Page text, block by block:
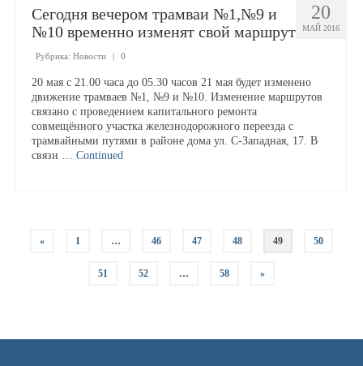
20
МАЙ 2016
Сегодня вечером трамваи №1,№9 и
№10 временно изменят свой маршрут
Рубрика: Новости | 0
20 мая с 21.00 часа до 05.30 часов 21 мая будет изменено
движение трамваев №1, №9 и №10. Изменение маршрутов
связано с проведением капитального ремонта
совмещённого участка железнодорожного переезда с
трамвайными путями в районе дома ул. С-Западная, 17. В
связи … Continued
« 1 … 46 47 48 49 50
51 52 … 58 »